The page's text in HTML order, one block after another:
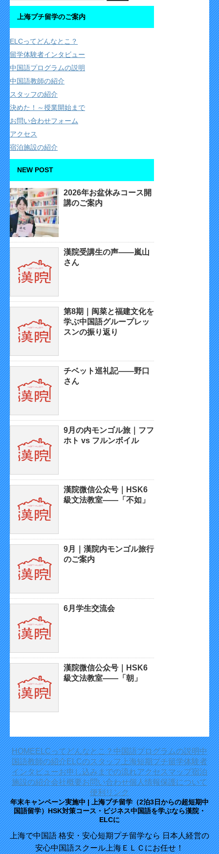
上海プチ留学のご案内
ELCってどんなとこ？
留学体験者インタビュー
中国語プログラムの説明
中国語教師の紹介
スタッフの紹介
決めた！～授業開始まで
お問い合わせフォーム
アクセス
宿泊施設の紹介
NEW POST
2026年お盆休みコース開
講のご案内
漢院受講生の声——嵐山
さん
第8期｜闽菜と福建文化を
学ぶ中国語グループレッ
スンの振り返り
チベット巡礼記——野口
さん
9月の内モンゴル旅｜フフ
ホト vs フルンボイル
漢院微信公众号｜HSK6
級文法教室——「不如」
9月｜漢院内モンゴル旅行
のご案内
6月学生交流会
漢院微信公众号｜HSK6
級文法教室——「朝」
HOMEELCってどんなとこ？中国語プログラムの説明中
国語教師の紹介ELCのスタッフ上海短期プチ留学体験者
インタビューお申し込みまでの流れアクセスマップ宿泊
施設の紹介会社概要お問い合わせ個人情報保護について
便利リンク
年末キャンペーン実施中 | 上海プチ留学（2泊3日からの超短期中
国語留学）HSK対策コース・ビジネス中国語を学ぶなら漢院・
ELCに
上海で中国語 格安・安心短期プチ留学なら 日本人経営の
安心中国語スクール上海ＥＬＣにお任せ！